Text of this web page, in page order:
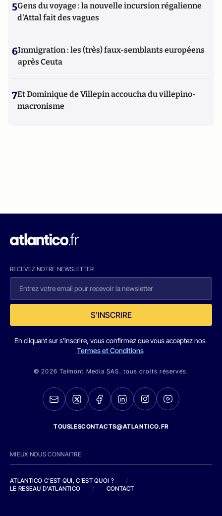
5Gens du voyage : la nouvelle incursion régalienne
d'Attal fait des vagues
6Immigration : les (très) faux-semblants européens
après Ceuta
7Et Dominique de Villepin accoucha du villepino-
macronisme
RECEVEZ NOTRE NEWSLETTER
S'INSCRIRE
En cliquant sur s'inscrire, vous confirmez que vous acceptez nos
Termes et Conditions
© 2026 Talmont Media SAS. tous droits réservés.
TOUSLESCONTACTS@ATLANTICO.FR
MIEUX NOUS CONNAITRE
ATLANTICO C'EST QUI, C'EST QUOI ?
/
LE RESEAU D'ATLANTICO
/ CONTACT